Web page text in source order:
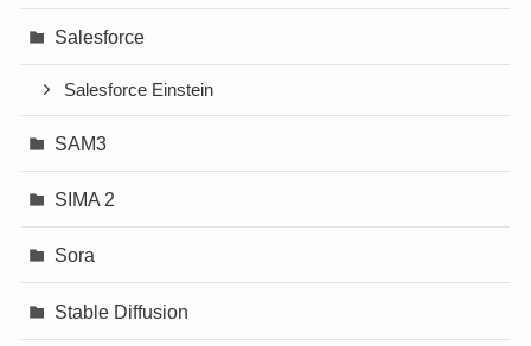
Salesforce
Salesforce Einstein
SAM3
SIMA 2
Sora
Stable Diffusion